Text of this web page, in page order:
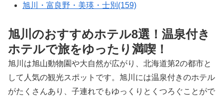
旭川・富良野・美瑛・士別(159)
旭川のおすすめホテル8選！温泉付き
ホテルで旅をゆったり満喫！
旭川は旭山動物園や大自然が広がり、北海道第2の都市と
して人気の観光スポットです。旭川には温泉付きのホテル
がたくさんあり、子連れでもゆっくりとくつろぐことがで